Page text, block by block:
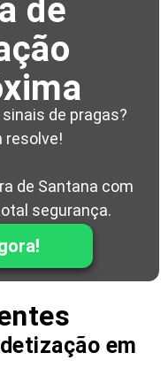
de
de pragas?
resolve!
de Santana com
segurança.
em